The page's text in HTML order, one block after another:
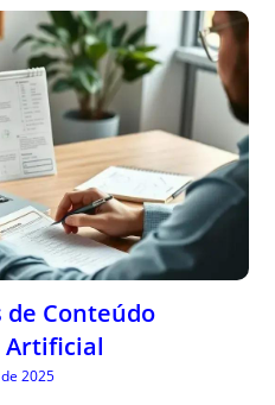
de Conteúdo
Artificial
2025